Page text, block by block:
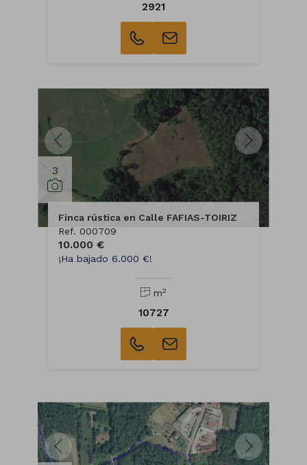
2921
3
Finca rústica en Calle FAFIAS-TOIRIZ
Ref. 000709
10.000 €
¡Ha bajado 6.000 €!
m2
10727